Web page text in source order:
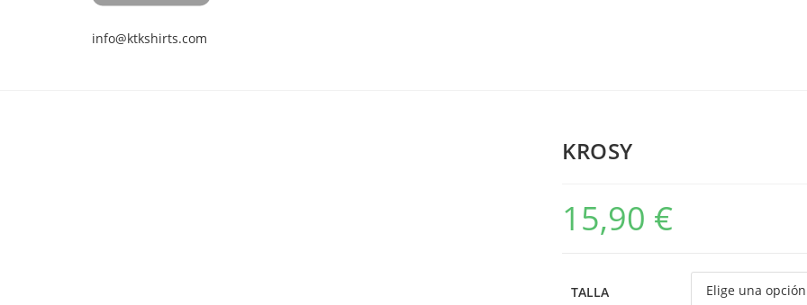
info@ktkshirts.com
KROSY
15,90 €
TALLA